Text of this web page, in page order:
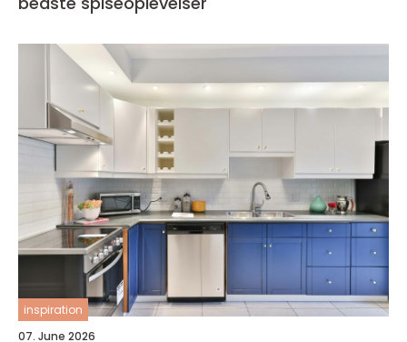
inspiration
07. June 2026